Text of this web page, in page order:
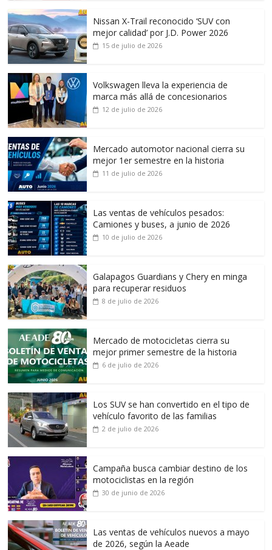
Nissan X-Trail reconocido ‘SUV con
mejor calidad’ por J.D. Power 2026
15 de julio de 2026
Volkswagen lleva la experiencia de
marca más allá de concesionarios
12 de julio de 2026
Mercado automotor nacional cierra su
mejor 1er semestre en la historia
11 de julio de 2026
Las ventas de vehículos pesados:
Camiones y buses, a junio de 2026
10 de julio de 2026
Galapagos Guardians y Chery en minga
para recuperar residuos
8 de julio de 2026
Mercado de motocicletas cierra su
mejor primer semestre de la historia
6 de julio de 2026
Los SUV se han convertido en el tipo de
vehículo favorito de las familias
2 de julio de 2026
Campaña busca cambiar destino de los
motociclistas en la región
30 de junio de 2026
Las ventas de vehículos nuevos a mayo
de 2026, según la Aeade